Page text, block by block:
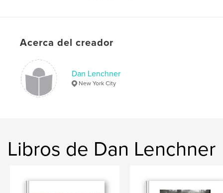
Acerca del creador
Dan Lenchner
New York City
Libros de Dan Lenchner